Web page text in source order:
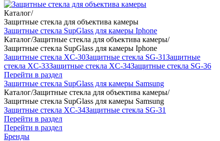
Каталог/
Защитные стекла для объектива камеры
Защитные стекла SupGlass для камеры Iphone
Каталог/Защитные стекла для объектива камеры/
Защитные стекла SupGlass для камеры Iphone
Защитные стекла XC-30Защитные стекла SG-31Защитные
стекла XC-33Защитные стекла XC-34Защитные стекла SG-36
Перейти в раздел
Защитные стекла SupGlass для камеры Samsung
Каталог/Защитные стекла для объектива камеры/
Защитные стекла SupGlass для камеры Samsung
Защитные стекла XC-34Защитные стекла SG-31
Перейти в раздел
Перейти в раздел
Бренды